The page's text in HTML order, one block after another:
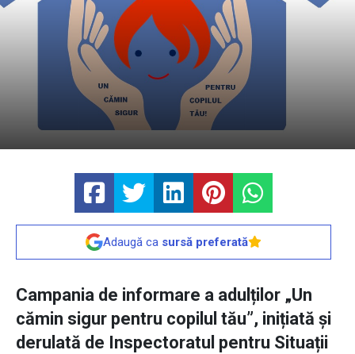
Adaugă ca sursă preferată
Campania de informare a adulților „Un
cămin sigur pentru copilul tău”, inițiată și
derulată de Inspectoratul pentru Situații